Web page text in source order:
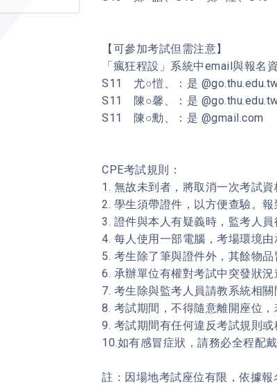
【可參加考試但需注意】
「瘋狂程設」系統中email與報名
S11 尤○愷、：是
S11 陳○馨、：是
S11 陳○勳、：是 @gmail.com
CPE考試規則：
1. 無故未到者，將取消一次考試資
2. 學生須帶證件，以方便查驗。
3. 證件與本人有疑義時，監考人員
4. 每人使用一部電腦，考場環境
5. 考生除了筆與證件外，其餘物品
6. 承辦單位有權對考試中突發狀況
7. 考生除與監考人員請教系統相
8. 考試期間，不得隨意離開座位
9. 考試期間有任何違反考試規則
10.如有感冒症狀，請務必全程配戴
註：因場地考試座位有限，依據報